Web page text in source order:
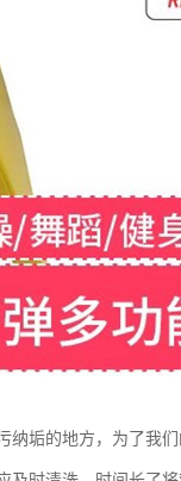
垢的地方，为了我